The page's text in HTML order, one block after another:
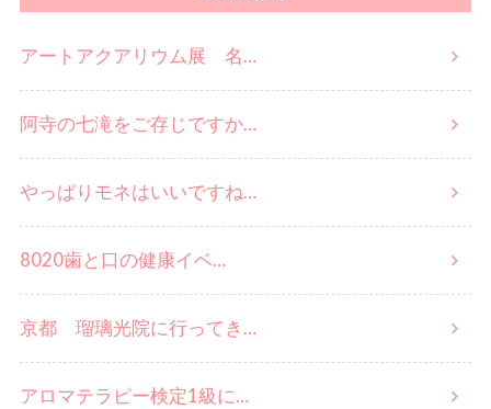
アートアクアリウム展 名…
阿寺の七滝をご存じですか…
やっぱりモネはいいですね…
8020歯と口の健康イベ…
京都 瑠璃光院に行ってき…
アロマテラピー検定1級に…